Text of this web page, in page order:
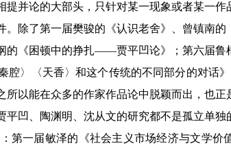
并论的大部头，只针对某一现象或者某一作
除了第一届樊骏的《认识老舍》、曾镇南
的《困顿中的挣扎——贾平凹论》；第六届鲁
〉〈天香〉和这个传统的不同部分的对话
以能在众多的作家作品论中脱颖而出，也正
凹、陶渊明、沈从文的研究都不是孤立单
第一届敏泽的《社会主义市场经济与文学价